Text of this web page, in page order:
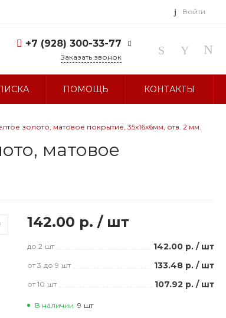
Войти
+7 (928) 300-33-77
г. Ставрополь, ул.
sale@glavbusina.ru
Заказать звонок
ПОМОЩЬ КОНТАКТЫ
золото, матовое покрытие, 35х16х6мм, отв. 2 мм.
матовое
142.00 р./ шт
до 2 шт 142.00 р. / шт
от 3 до 9 шт 133.48 р. / шт
от 10 шт 107.92 р. / шт
В наличии 9 шт